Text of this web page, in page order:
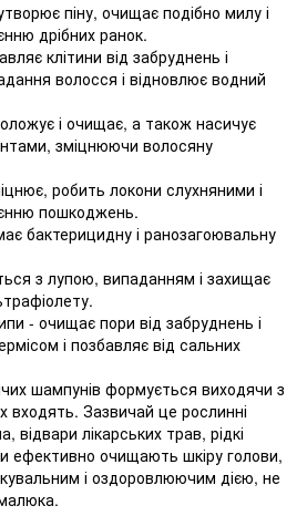
піну, очищає подібно милу і
дрібних ранок.
клітини від забруднень і
волосся і відновлює водний
і очищає, а також насичує
зміцнюючи волосяну
робить локони слухняними і
пошкоджень.
бактерицидну і ранозагоювальну
з лупою, випаданням і захищає
- очищає пори від забруднень і
і позбавляє від сальних
шампунів формується виходячи з
входять. Зазвичай це рослинні
відвари лікарських трав, рідкі
ефективно очищають шкіру голови,
і оздоровлюючим дією, не